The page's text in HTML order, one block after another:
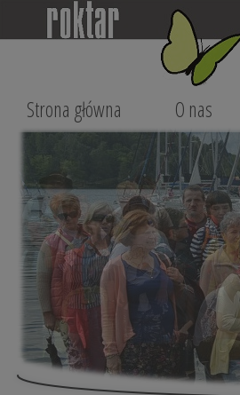
Strona główna O nas